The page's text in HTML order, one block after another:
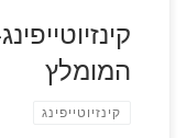
המומלץ
קינזיוטייפינג